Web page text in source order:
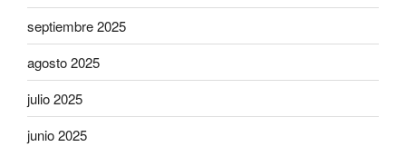
septiembre 2025
agosto 2025
julio 2025
junio 2025